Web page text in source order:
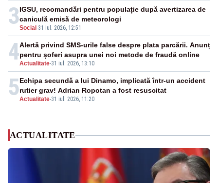
3Social -31 iul. 2026, 12:51
IGSU, recomandări pentru populație după avertizarea de
caniculă emisă de meteorologi
4Actualitate-31 iul. 2026, 13:10
Alertă privind SMS-urile false despre plata parcării. Anunț
pentru șoferi asupra unei noi metode de fraudă online
5Actualitate-31 iul. 2026, 11:20
Echipa secundă a lui Dinamo, implicată într-un accident
rutier grav! Adrian Ropotan a fost resuscitat
ACTUALITATE